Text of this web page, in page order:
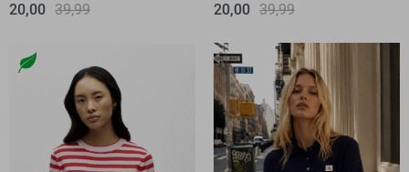
20,00 39,99
20,00 39,99